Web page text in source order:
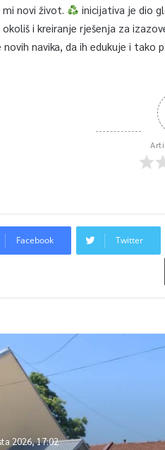
mi novi život. inicijativa je dio
i kreiranje rješenja za
navika, da ih edukuje i
Facebook Twitter
2026, 17:02